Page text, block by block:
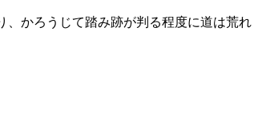
、かろうじて踏み跡が判る程度に道は荒れ